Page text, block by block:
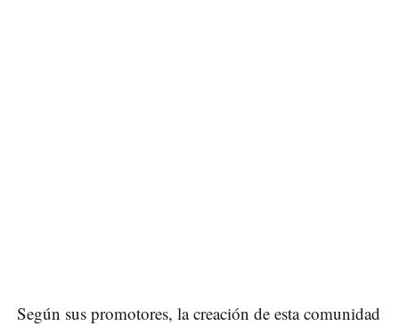
Según sus promotores, la creación de esta comunidad